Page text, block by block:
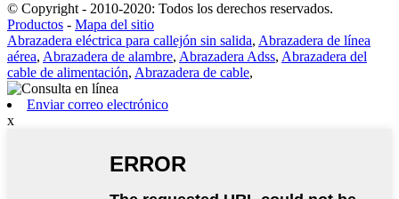
© Copyright - 2010-2020: Todos los derechos reservados.
Productos - Mapa del sitio
Abrazadera eléctrica para callejón sin salida, Abrazadera de línea
aérea, Abrazadera de alambre, Abrazadera Adss, Abrazadera del
cable de alimentación, Abrazadera de cable,
Enviar correo electrónico
x